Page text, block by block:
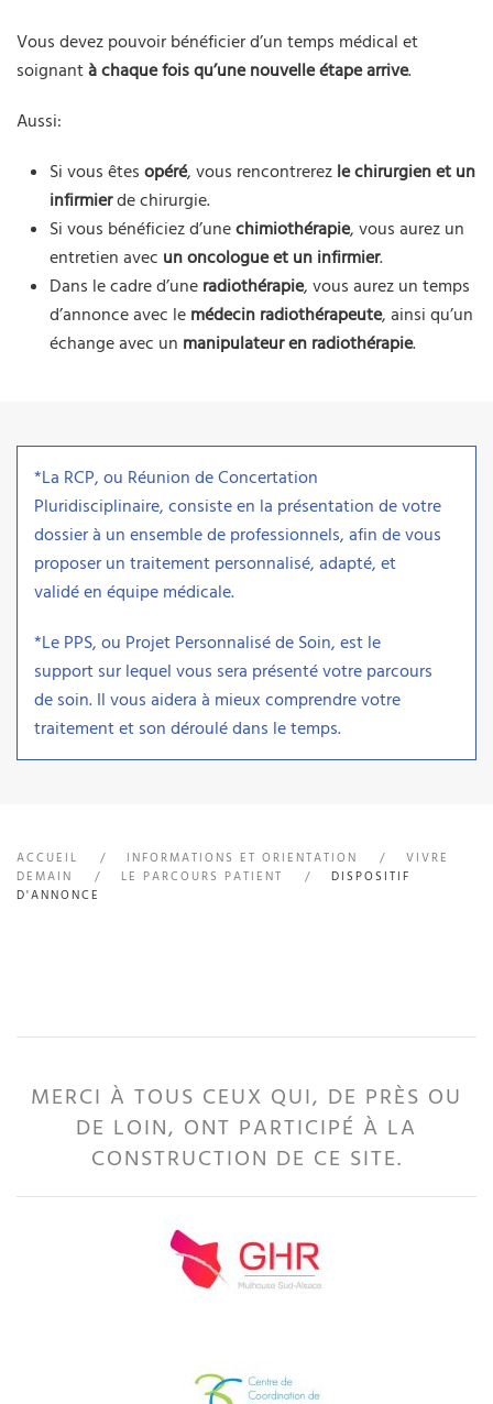
Vous devez pouvoir bénéficier d’un temps médical et
soignantà chaque fois qu’une nouvelle étape arrive.
Aussi:
Si vous êtes opéré, vous rencontrerez le chirurgien et un
infirmierde chirurgie.
Si vous bénéficiez d’unechimiothérapie, vous aurez un
entretien avec un oncologue et un infirmier.
Dans le cadre d’une radiothérapie, vous aurez un temps
d’annonce avec le médecin radiothérapeute, ainsi qu’un
échange avec un manipulateur en radiothérapie.
*La RCP, ou Réunion de Concertation
Pluridisciplinaire, consiste en la présentation de votre
dossier à un ensemble de professionnels, afin de vous
proposer un traitement personnalisé, adapté, et
validé en équipe médicale.
*Le PPS, ou Projet Personnalisé de Soin, est le
support sur lequel vous sera présenté votre parcours
de soin. Il vous aidera à mieux comprendre votre
traitement et son déroulé dans le temps.
ACCUEIL INFORMATIONS ET ORIENTATION
VIVRE
DEMAIN
LE PARCOURS PATIENT
DISPOSITIF
D'ANNONCE
MERCI À TOUS CEUX QUI, DE PRÈS OU
DE LOIN, ONT PARTICIPÉ À LA
CONSTRUCTION DE CE SITE.